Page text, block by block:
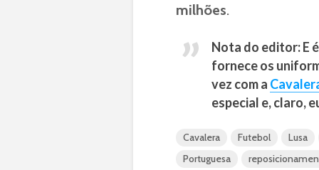
milhões.
Nota do editor: E
fornece os
vez com a
especial e, claro,
Cavalera Futebol Lusa
Portuguesa